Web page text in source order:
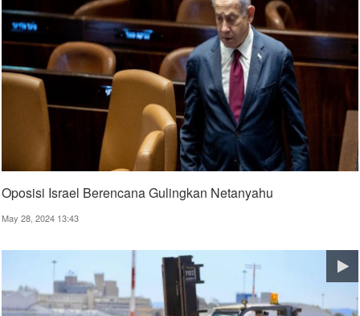
Oposisi Israel Berencana Gulingkan Netanyahu
May 28, 2024 13:43